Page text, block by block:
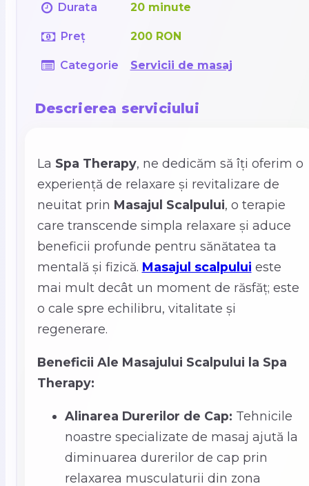
Durata 20 minute
Preț 200 RON
Categorie Servicii de masaj
Descrierea serviciului
La Spa Therapy, ne dedicăm să îți oferim o
experiență de relaxare și revitalizare de
neuitat prin Masajul Scalpului, o terapie
care transcende simpla relaxare și aduce
beneficii profunde pentru sănătatea ta
mentală și fizică. Masajul scalpului este
mai mult decât un moment de răsfăț; este
o cale spre echilibru, vitalitate și
regenerare.
Beneficii Ale Masajului Scalpului la Spa
Therapy:
Alinarea Durerilor de Cap: Tehnicile
noastre specializate de masaj ajută la
diminuarea durerilor de cap prin
relaxarea musculaturii din zona